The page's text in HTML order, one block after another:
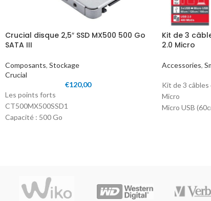
Crucial disque 2,5″ SSD MX500 500 Go
SATA III
Composants, Stockage
Crucial
€120,00
Les points forts
CT500MX500SSD1
Capacité : 500 Go
Kit de 3
2.0 Micro
Accessories,
Kit de 3 câbles
Micro
Micro USB